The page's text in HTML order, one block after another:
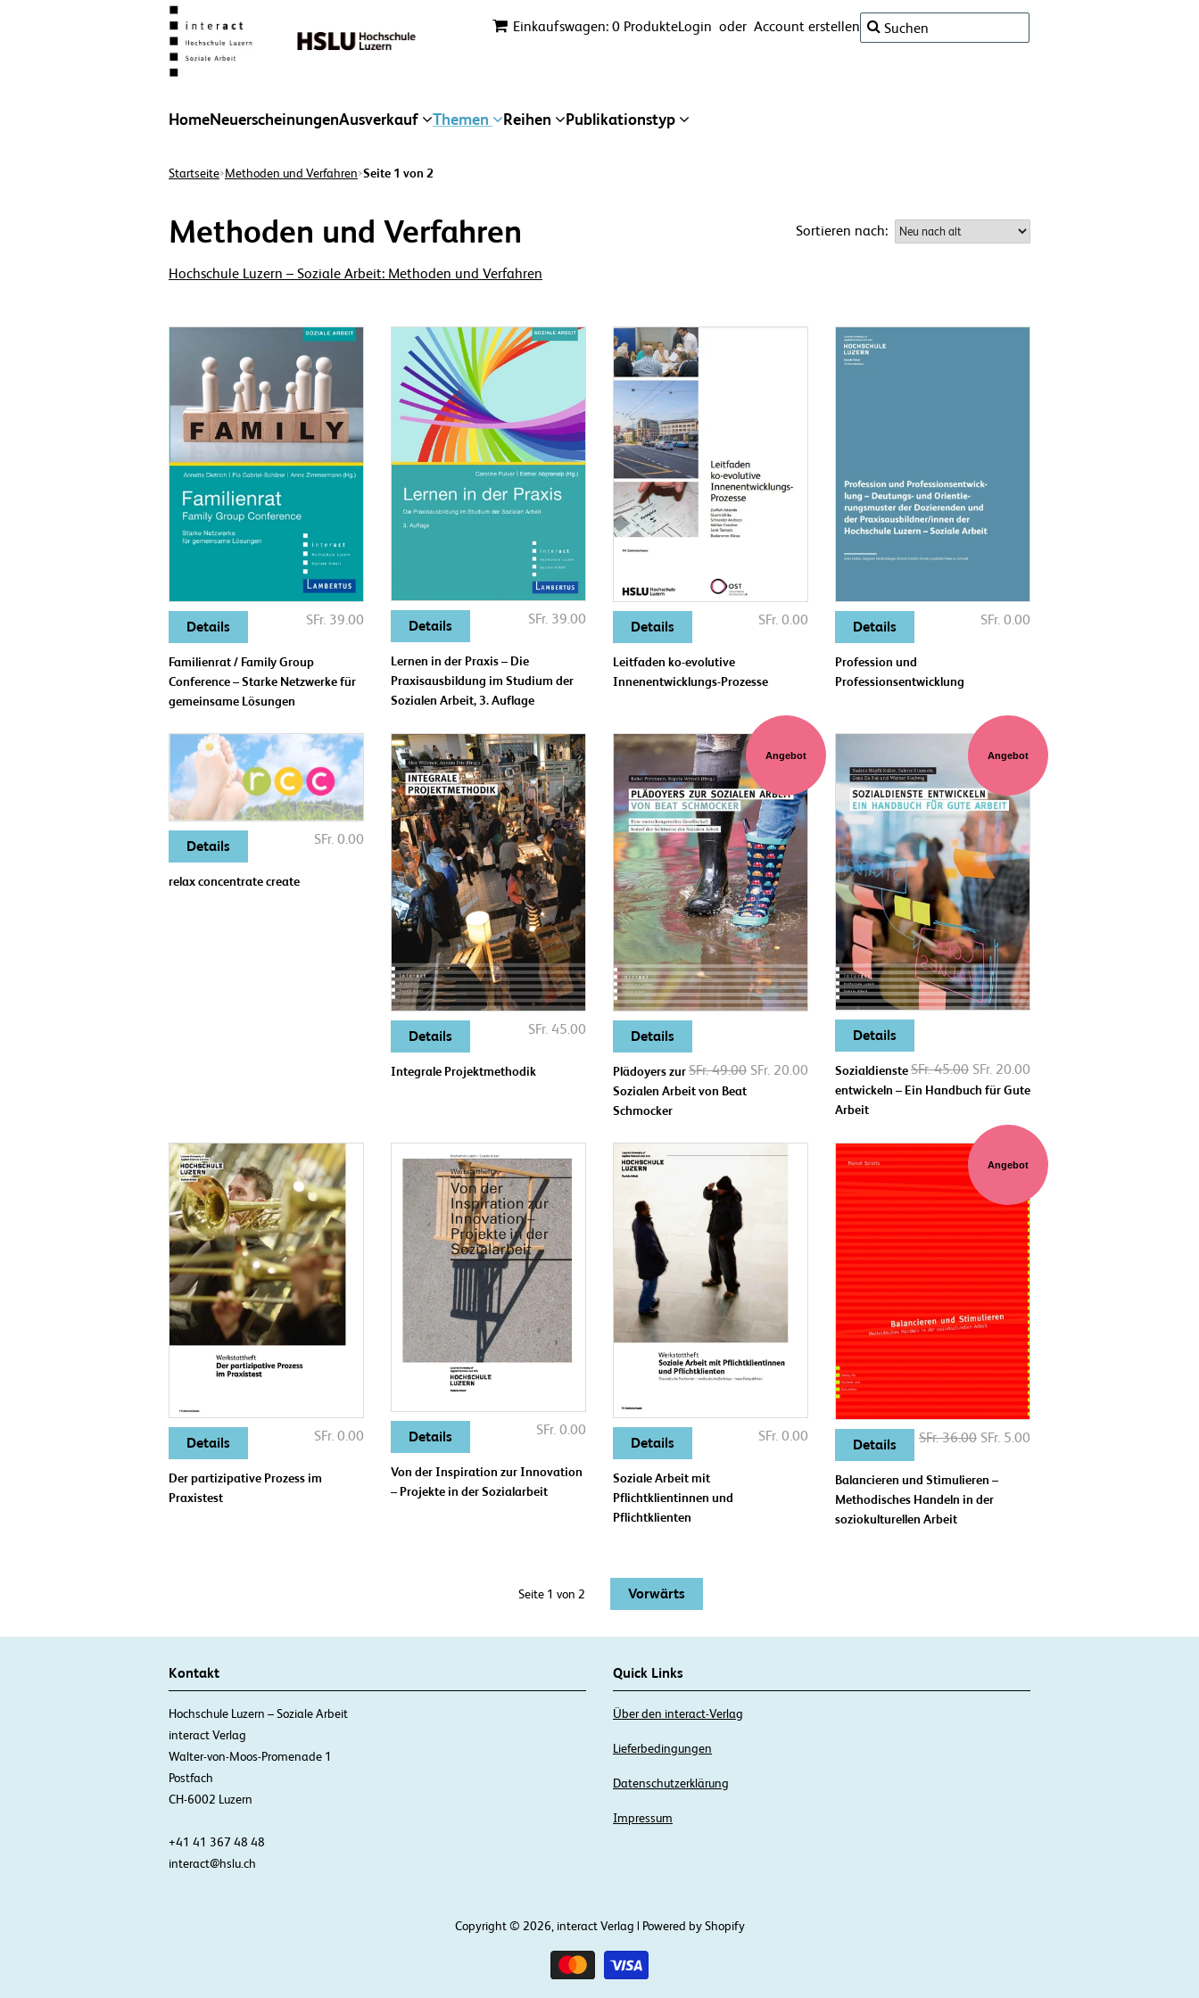
Einkaufswagen: 0 ProdukteLogin oder Account erstellen
HomeNeuerscheinungenAusverkauf Themen Reihen Publikationstyp
Startseite>Methoden und Verfahren>Seite 1 von 2
Methoden und Verfahren Sortieren nach:
Hochschule Luzern – Soziale Arbeit: Methoden und Verfahren
Details SFr. 39.00
Familienrat / Family Group
Conference – Starke Netzwerke für
gemeinsame Lösungen
Details SFr. 39.00
Lernen in der Praxis – Die
Praxisausbildung im Studium der
Sozialen Arbeit, 3. Auflage
Details SFr. 0.00
Leitfaden ko-evolutive
Innenentwicklungs-Prozesse
Details SFr. 0.00
Profession und
Professionsentwicklung
Details SFr. 0.00
relax concentrate create
Details SFr. 45.00
Integrale Projektmethodik
Angebot
Details
SFr. 49.00 SFr. 20.00
Plädoyers zur
Sozialen Arbeit von Beat
Schmocker
Angebot
Details
SFr. 45.00 SFr. 20.00
Sozialdienste
entwickeln – Ein Handbuch für Gute
Arbeit
Details SFr. 0.00
Der partizipative Prozess im
Praxistest
Details SFr. 0.00
Von der Inspiration zur Innovation
– Projekte in der Sozialarbeit
Details SFr. 0.00
Soziale Arbeit mit
Pflichtklientinnen und
Pflichtklienten
Angebot
Details SFr. 36.00 SFr. 5.00
Balancieren und Stimulieren –
Methodisches Handeln in der
soziokulturellen Arbeit
Seite 1 von 2 Vorwärts
Kontakt
Hochschule Luzern – Soziale Arbeit
interact Verlag
Walter-von-Moos-Promenade 1
Postfach
CH-6002 Luzern
+41 41 367 48 48
interact@hslu.ch
Quick Links
Über den interact-Verlag
Lieferbedingungen
Datenschutzerklärung
Impressum
Copyright © 2026, interact Verlag | Powered by Shopify